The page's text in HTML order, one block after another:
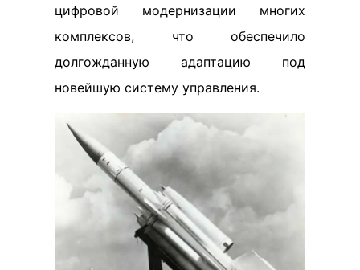
цифровой модернизации многих
комплексов, что обеспечило
долгожданную адаптацию под
новейшую систему управления.